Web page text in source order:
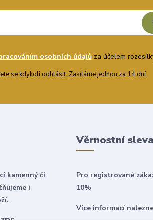
osobních údajůza účelem
se kdykoli odhlásit. Zasíláme jednou za 14 dní.
kamenný či
i
Věrnostní sleva
Pro registrované
10%
Více informací